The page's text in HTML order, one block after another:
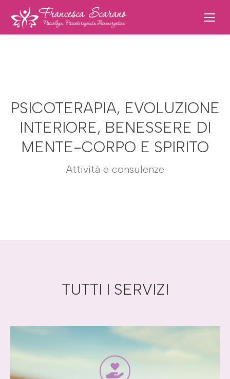
PSICOTERAPIA, EVOLUZIONE
INTERIORE, BENESSERE DI
MENTE-CORPO E SPIRITO
Attività e consulenze
Tu sei qui:
TUTTI I SERVIZI